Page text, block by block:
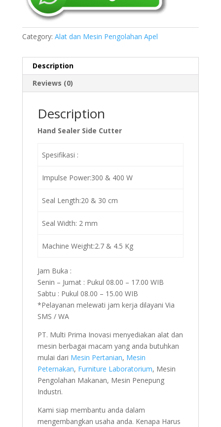
Category: Alat dan Mesin Pengolahan Apel
Description
Reviews (0)
Description
Hand Sealer Side Cutter
Spesifikasi :
Impulse Power:300 & 400 W
Seal Length:20 & 30 cm
Seal Width: 2 mm
Machine Weight:2.7 & 4.5 Kg
Jam Buka :
Senin – Jumat : Pukul 08.00 – 17.00 WIB
Sabtu : Pukul 08.00 – 15.00 WIB
*Pelayanan melewati jam kerja dilayani Via
SMS / WA
PT. Multi Prima Inovasi menyediakan alat dan
mesin berbagai macam yang anda butuhkan
mulai dari Mesin Pertanian, Mesin
Peternakan, Furniture Laboratorium, Mesin
Pengolahan Makanan, Mesin Penepung
Industri.
Kami siap membantu anda dalam
mengembangkan usaha anda. Kenapa Harus